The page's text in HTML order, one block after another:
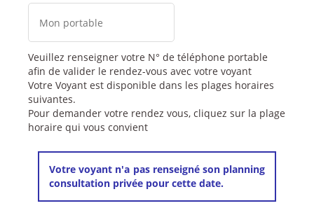
Veuillez renseigner votre N° de téléphone portable
afin de valider le rendez-vous avec votre voyant
Votre Voyant est disponible dans les plages horaires
suivantes.
Pour demander votre rendez vous, cliquez sur la plage
horaire qui vous convient
Votre voyant n'a pas renseigné son planning
consultation privée pour cette date.